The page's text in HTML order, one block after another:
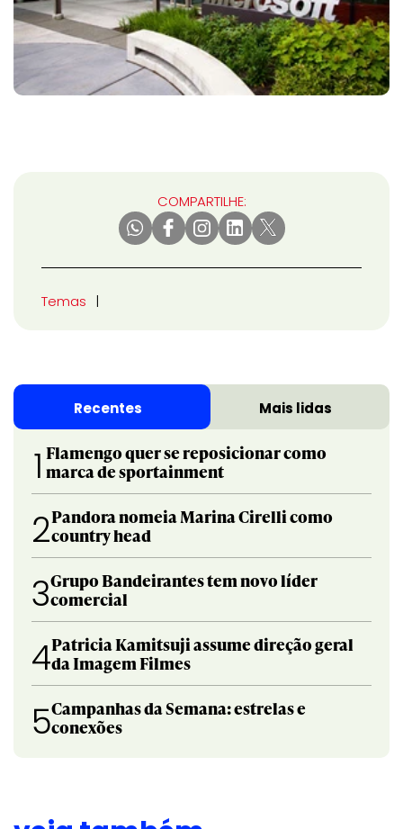
COMPARTILHE:
Temas
Recentes Mais lidas
1 Flamengo quer se reposicionar como
marca de sportainment
2Pandora nomeia Marina Cirelli como
country head
3Grupo Bandeirantes tem novo líder
comercial
4Patricia Kamitsuji assume direção geral
da Imagem Filmes
5Campanhas da Semana: estrelas e
conexões